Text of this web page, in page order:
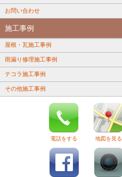
お問い合わせ
施工事例
屋根・瓦施工事例
雨漏り修理施工事例
テコラ施工事例
その他施工事例
電話をする 地図を見る